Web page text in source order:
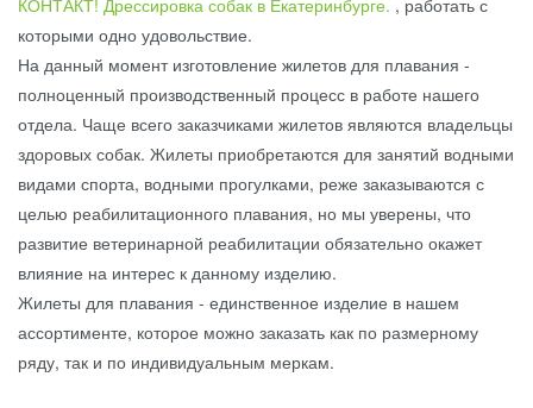
которыми одно удовольствие.
На данный момент изготовление жилетов для плавания -
полноценный производственный процесс в работе нашего
отдела. Чаще всего заказчиками жилетов являются владельцы
здоровых собак. Жилеты приобретаются для занятий водными
видами спорта, водными прогулками, реже заказываются с
целью реабилитационного плавания, но мы уверены, что
развитие ветеринарной реабилитации обязательно окажет
влияние на интерес к данному изделию.
Жилеты для плавания - единственное изделие в нашем
ассортименте, которое можно заказать как по размерному
ряду, так и по индивидуальным меркам.